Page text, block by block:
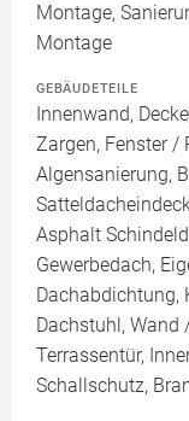
Montage,
Montage
GEBÄUDETEILE
Innenwand,
Zargen, Fenster /
Algensanierung,
Asphalt
Gewerbedach,
Dachabdichtung,
Dachstuhl, Wand
Terrassentür,
Schallschutz,